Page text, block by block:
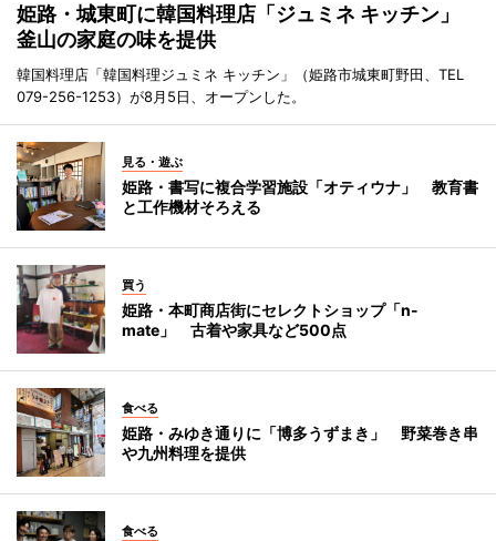
姫路・城東町に韓国料理店「ジュミネ キッチン」
釜山の家庭の味を提供
韓国料理店「韓国料理ジュミネ キッチン」（姫路市城東町野田、TEL
079-256-1253）が8月5日、オープンした。
見る・遊ぶ
姫路・書写に複合学習施設「オティウナ」 教育書
と工作機材そろえる
買う
姫路・本町商店街にセレクトショップ「n-
mate」 古着や家具など500点
食べる
姫路・みゆき通りに「博多うずまき」 野菜巻き串
や九州料理を提供
食べる